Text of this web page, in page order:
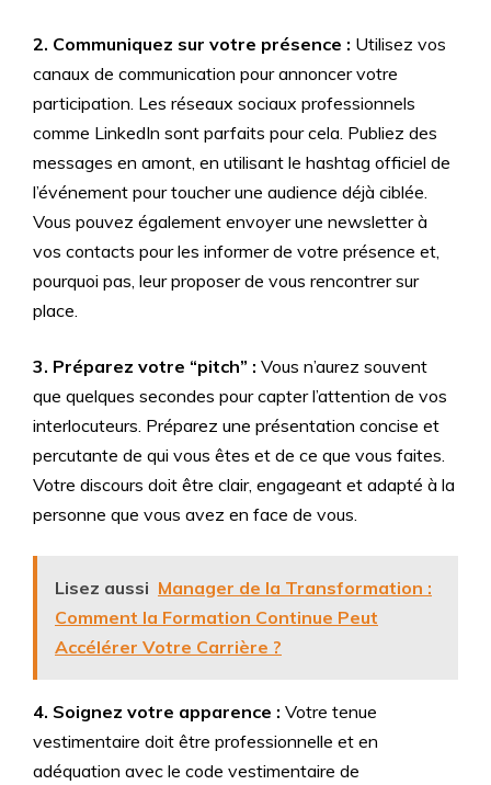
2. Communiquez sur votre présence : Utilisez vos
canaux de communication pour annoncer votre
participation. Les réseaux sociaux professionnels
comme LinkedIn sont parfaits pour cela. Publiez des
messages en amont, en utilisant le hashtag officiel de
l’événement pour toucher une audience déjà ciblée.
Vous pouvez également envoyer une newsletter à
vos contacts pour les informer de votre présence et,
pourquoi pas, leur proposer de vous rencontrer sur
place.
3. Préparez votre “pitch” : Vous n’aurez souvent
que quelques secondes pour capter l’attention de vos
interlocuteurs. Préparez une présentation concise et
percutante de qui vous êtes et de ce que vous faites.
Votre discours doit être clair, engageant et adapté à la
personne que vous avez en face de vous.
Lisez aussi Manager de la Transformation :
Comment la Formation Continue Peut
Accélérer Votre Carrière ?
4. Soignez votre apparence : Votre tenue
vestimentaire doit être professionnelle et en
adéquation avec le code vestimentaire de